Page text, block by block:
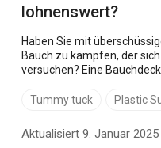
lohnenswert?
Haben Sie mit
Bauch zu kämpfen, der
versuchen? Eine
sie eine der fünf
dass sich ihre Bauchstraffung
Leitfaden erfahren Sie a...
Tummy tuck Plastic
Aktualisiert 9. Januar 2025